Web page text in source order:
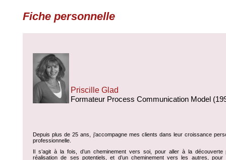
Fiche personnelle
Priscille Glad
Formateur Process Communication Model
Depuis plus de 25 ans, j’accompagne mes clients dans leur croissance
professionnelle.
Il s’agit à la fois, d’un cheminement vers soi, pour aller à la
réalisation de ses potentiels, et d’un cheminement vers les autres, pour